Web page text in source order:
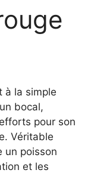
à la simple
bocal,
pour son
Véritable
un poisson
et les